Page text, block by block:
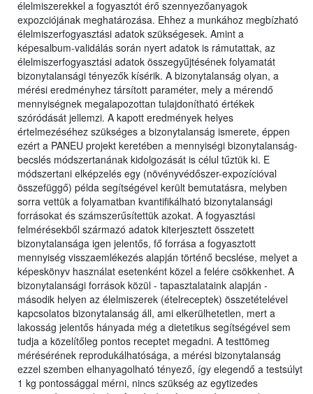
élelmiszerekkel a fogyasztót érő szennyezőanyagok
expozciójának meghatározása. Ehhez a munkához megbízható
élelmiszerfogyasztási adatok szükségesek. Amint a
képesalbum-validálás során nyert adatok is rámutattak, az
élelmiszerfogyasztási adatok összegyűjtésének folyamatát
bizonytalansági tényezők kísérik. A bizonytalanság olyan, a
mérési eredményhez társított paraméter, mely a mérendő
mennyiségnek megalapozottan tulajdonítható értékek
szóródását jellemzi. A kapott eredmények helyes
értelmezéséhez szükséges a bizonytalanság ismerete, éppen
ezért a PANEU projekt keretében a mennyiségi bizonytalanság-
becslés módszertanának kidolgozását is célul tűztük ki. E
módszertani elképzelés egy (növényvédőszer-expozícióval
összefüggő) példa segítségével került bemutatásra, melyben
sorra vettük a folyamatban kvantifikálható bizonytalansági
forrásokat és számszerűsítettük azokat. A fogyasztási
felmérésekből származó adatok kiterjesztett összetett
bizonytalansága igen jelentős, fő forrása a fogyasztott
mennyiség visszaemlékezés alapján történő becslése, melyet a
képeskönyv használat esetenként közel a felére csökkenhet. A
bizonytalansági források közül - tapasztalataink alapján -
második helyen az élelmiszerek (ételreceptek) összetételével
kapcsolatos bizonytalanság áll, ami elkerülhetetlen, mert a
lakosság jelentős hányada még a dietetikus segítségével sem
tudja a közelítőleg pontos receptet megadni. A testtömeg
mérésérének reprodukálhatósága, a mérési bizonytalanság
ezzel szemben elhanyagolható tényező, így elegendő a testsúlyt
1 kg pontossággal mérni, nincs szükség az egytizedes